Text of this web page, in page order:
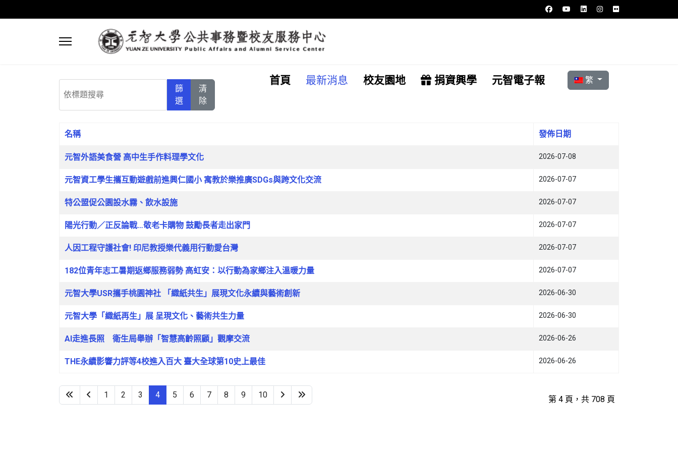
首頁 最新消息 校友園地 捐資興學 元智電子報 選擇你的語言
繁
篩
選
清
除
文章列表
名稱 發佈日期
元智外語美食營 高中生手作料理學文化 2026-07-08
元智資工學生攜互動遊戲前進興仁國小 寓教於樂推廣SDGs與跨文化交流 2026-07-07
特公盟促公園設水霧、飲水設施 2026-07-07
陽光行動／正反論戰…敬老卡購物 鼓勵長者走出家門 2026-07-07
人因工程守護社會! 印尼教授樂代義用行動愛台灣 2026-07-07
182位青年志工暑期返鄉服務弱勢 高虹安：以行動為家鄉注入溫暖力量 2026-07-07
元智大學USR攜手桃園神社 「織紙共生」展現文化永續與藝術創新 2026-06-30
元智大學「織紙再生」展 呈現文化、藝術共生力量 2026-06-30
AI走進長照 衛生局舉辦「智慧高齡照顧」觀摩交流 2026-06-26
THE永續影響力評等4校進入百大 臺大全球第10史上最佳 2026-06-26
第 4 頁，共 708 頁
1 2 3 4 5 6 7 8 9 10